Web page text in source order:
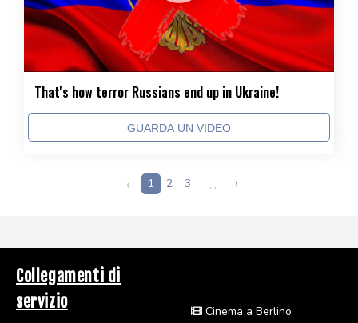
That's how terror Russians end up in Ukraine!
GUARDA UN VIDEO
‹ 1 2 3 ... ›
Collegamenti di
servizio
Cinema a Berlino